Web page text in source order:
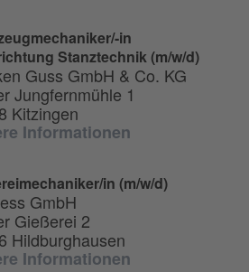
in
Stanztechnik (m/w/d)
Guss GmbH & Co. KG
Jungfernmühle 1
Kitzingen
Informationen
in (m/w/d)
GmbH
Gießerei 2
Hildburghausen
Informationen